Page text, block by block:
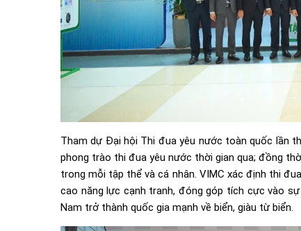
Tham dự Đại hội Thi đua yêu nước toàn quốc lần
phong trào thi đua yêu nước thời gian qua; đồng
trong mỗi tập thể và cá nhân. VIMC xác định thi
cao năng lực cạnh tranh, đóng góp tích cực vào
Nam trở thành quốc gia mạnh về biển, giàu từ biển.